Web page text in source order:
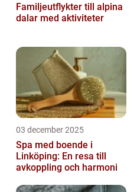
Familjeutflykter till alpina
dalar med aktiviteter
03 december 2025
Spa med boende i
Linköping: En resa till
avkoppling och harmoni